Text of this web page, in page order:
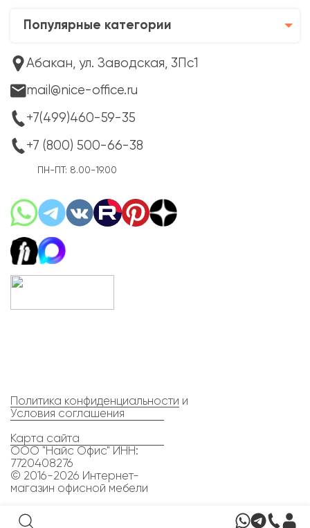
Популярные категории
Абакан, ул. Заводская, 3Пс1
mail@nice-office.ru
+7(499)460-59-35
+7 (800) 500-66-38
ПН-ПТ: 8.00-19.00
Политика конфиденциальности и
Условия соглашения
Карта сайта
ООО "Найс Офис" ИНН:
7720408276
© 2016-2026 Интернет-
магазин офисной мебели